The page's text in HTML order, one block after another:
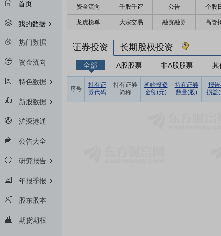
首页
我的数据
热门数据
资金流向
特色数据
新股数据
沪深港通
公告大全
研究报告
年报季报
股东股本
期货期权
资金流向 千股千评 公告 个股
龙虎榜单 大宗交易 融资融券 高管
证券投资 长期股权投资
全部 A股股票 非A股股票 其
序号
持有证
券代码
持有证券
简称
初始投资
金额(元)
持有证券
数量(股)
报告
损益(